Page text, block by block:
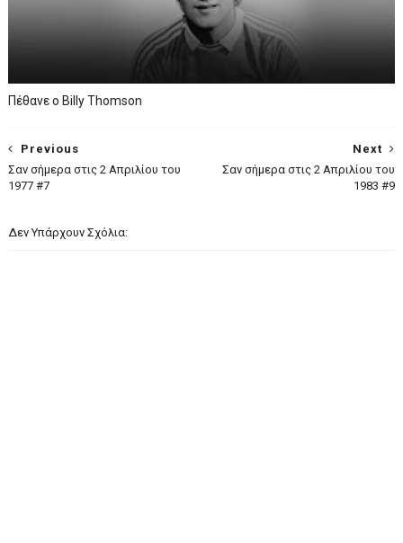
Πέθανε ο Billy Thomson
Next
Σαν σήμερα στις 2 Απριλίου του
1983 #9
Previous
Σαν σήμερα στις 2 Απριλίου του
1977 #7
Δεν Υπάρχουν Σχόλια: